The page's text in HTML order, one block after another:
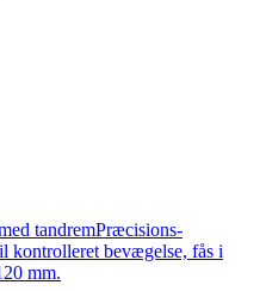
tandremPræcisions-
kontrolleret bevægelse, fås i
mm.